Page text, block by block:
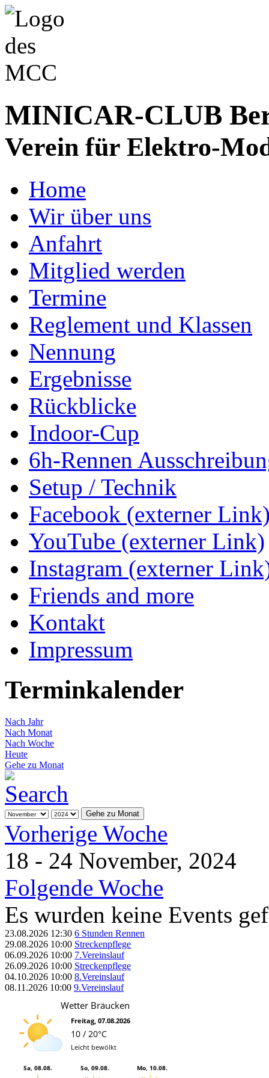
MINICAR-CLUB
Verein für Elektro-
Home
Wir über uns
Anfahrt
Mitglied werden
Termine
Reglement und Klassen
Nennung
Ergebnisse
Rückblicke
Indoor-Cup
6h-Rennen
Setup / Technik
Facebook (externer
YouTube (externer Link)
Instagram (externer
Friends and more
Kontakt
Impressum
Terminkalender
Nach Jahr
Nach Monat
Nach Woche
Heute
Gehe zu Monat
Gehe zu Monat
Vorherige Woche
18 - 24 November, 2024
Folgende Woche
Es wurden keine Events
23.08.2026 12:30 6 Stunden Rennen
29.08.2026 10:00 Streckenpflege
06.09.2026 10:00 7.Vereinslauf
26.09.2026 10:00 Streckenpflege
04.10.2026 10:00 8.Vereinslauf
08.11.2026 10:00 9.Vereinslauf
Wetter Bräucken
Freitag, 07.08.2026
10 / 20°C
Leicht bewölkt
Sa, 08.08. So, 09.08. Mo, 10.08.